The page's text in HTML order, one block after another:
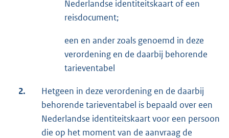
Nederlandse identiteitskaart of een
reisdocument;
een en ander zoals genoemd in deze
verordening en de daarbij behorende
tarieventabel
2.
Hetgeen in deze verordening en de daarbij
behorende tarieventabel is bepaald over een
Nederlandse identiteitskaart voor een persoon
die op het moment van de aanvraag de